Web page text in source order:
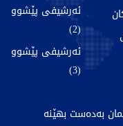
ئەرشیفی پێشوو
(2)
ئەرشیفی پێشوو
(3)
بەدەست بهێنە